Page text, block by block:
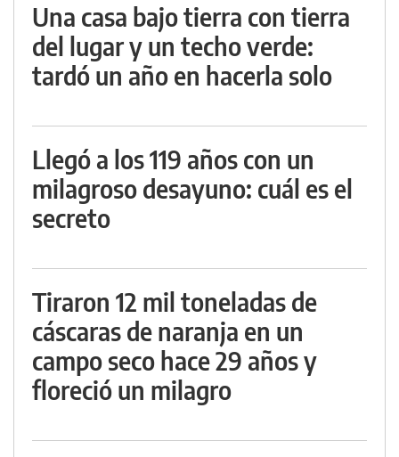
Una casa bajo tierra con tierra
del lugar y un techo verde:
tardó un año en hacerla solo
Llegó a los 119 años con un
milagroso desayuno: cuál es el
secreto
Tiraron 12 mil toneladas de
cáscaras de naranja en un
campo seco hace 29 años y
floreció un milagro